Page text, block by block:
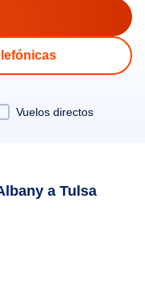
Vuelos directos
a Tulsa